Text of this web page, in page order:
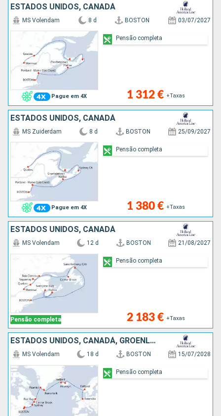
ESTADOS UNIDOS, CANADÁ
Pague em 4X
MS Volendam 8 d BOSTON 03/07/2027
1 312 € +Taxas
Pensão completa
ESTADOS UNIDOS, CANADÁ
Pague em 4X
MS Zuiderdam 8 d BOSTON 25/09/2027
1 380 € +Taxas
Pensão completa
ESTADOS UNIDOS, CANADÁ
Pensão completa
MS Volendam 12 d BOSTON 21/08/2027
2 183 € +Taxas
Pensão completa
ESTADOS UNIDOS, CANADÁ, GROENLANDIA, ISLÂNDIA, NORUEGA, HOLANDA
MS Volendam 18 d BOSTON 15/07/2028
Pensão completa